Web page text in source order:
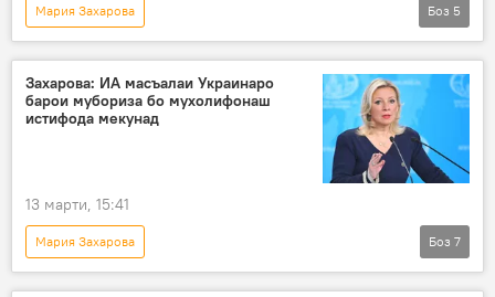
Мария Захарова
Амалиёти вижаи Русия барои ҳимояи Донбасс: охирин хабарҳо
Иттиҳоди Аврупо
Владимир Зеленский
Сиёсат
Боз 5
Захарова: ИА масъалаи Украинаро
барои мубориза бо мухолифонаш
истифода мекунад
13 марти, 15:41
Мария Захарова
Амалиёти вижаи Русия барои ҳимояи Донбасс: охирин хабарҳо
Боз 7